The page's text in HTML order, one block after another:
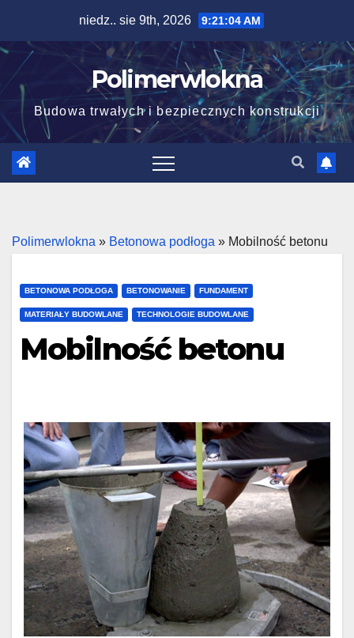
content
niedz.. sie 9th, 2026 9:21:05 AM
Polimerwlokna
Budowa trwałych i bezpiecznych konstrukcji
Polimerwlokna » Betonowa podłoga » Mobilność betonu
BETONOWA PODŁOGA BETONOWANIE FUNDAMENT
MATERIAŁY BUDOWLANE TECHNOLOGIE BUDOWLANE
Mobilność betonu